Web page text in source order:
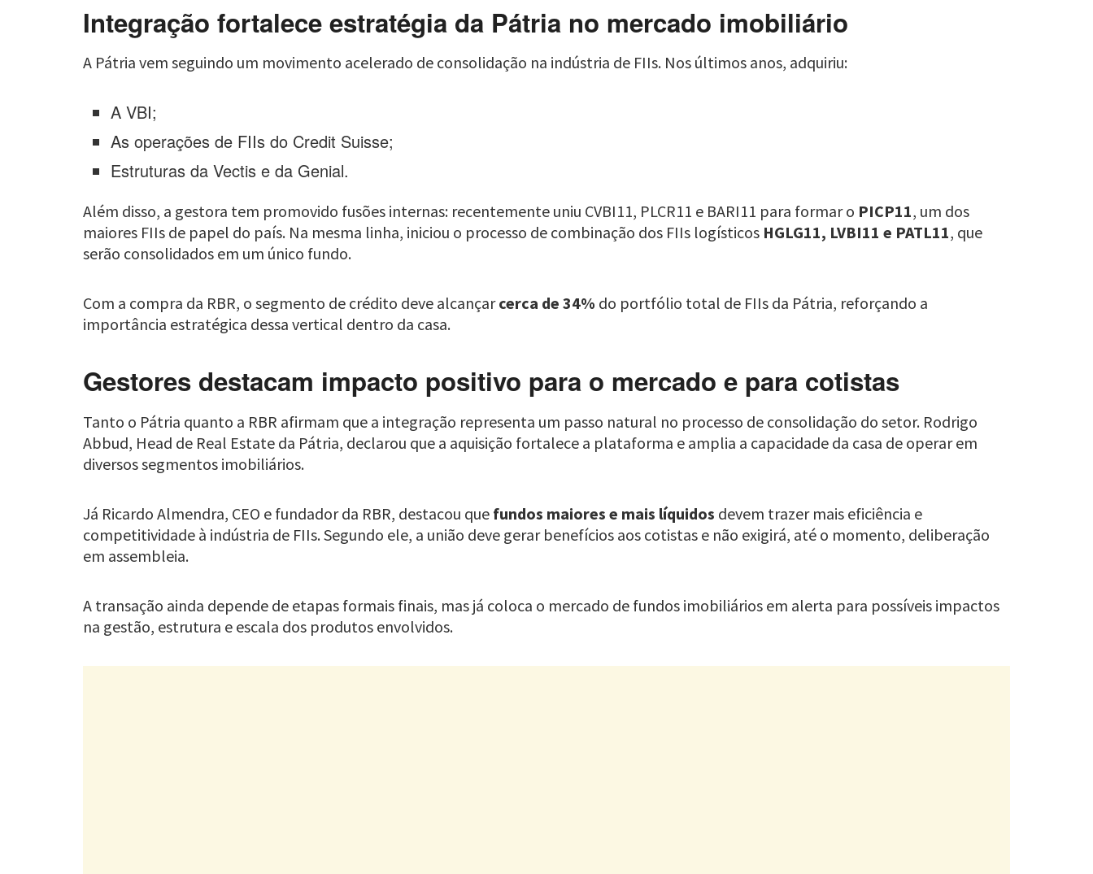
Integração fortalece estratégia da Pátria no mercado imobiliário
A Pátria vem seguindo um movimento acelerado de consolidação na indústria de FIIs. Nos últimos anos, adquiriu:
A VBI;
As operações de FIIs do Credit Suisse;
Estruturas da Vectis e da Genial.
Além disso, a gestora tem promovido fusões internas: recentemente uniu CVBI11, PLCR11 e BARI11 para formar o PICP11, um dos
maiores FIIs de papel do país. Na mesma linha, iniciou o processo de combinação dos FIIs logísticos HGLG11, LVBI11 e PATL11, que
serão consolidados em um único fundo.
Com a compra da RBR, o segmento de crédito deve alcançarcerca de 34% do portfólio total de FIIs da Pátria, reforçando a
importância estratégica dessa vertical dentro da casa.
Gestores destacam impacto positivo para o mercado e para cotistas
Tanto o Pátria quanto a RBR afirmam que a integração representa um passo natural no processo de consolidação do setor. Rodrigo
Abbud, Head de Real Estate da Pátria, declarou que a aquisição fortalece a plataforma e amplia a capacidade da casa de operar em
diversos segmentos imobiliários.
Já Ricardo Almendra, CEO e fundador da RBR, destacou que fundos maiores e mais líquidos devem trazer mais eficiência e
competitividade à indústria de FIIs. Segundo ele, a união deve gerar benefícios aos cotistas e não exigirá, até o momento, deliberação
em assembleia.
A transação ainda depende de etapas formais finais, mas já coloca o mercado de fundos imobiliários em alerta para possíveis impactos
na gestão, estrutura e escala dos produtos envolvidos.